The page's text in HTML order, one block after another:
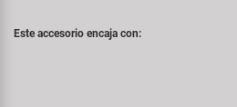
Este accesorio encaja con: